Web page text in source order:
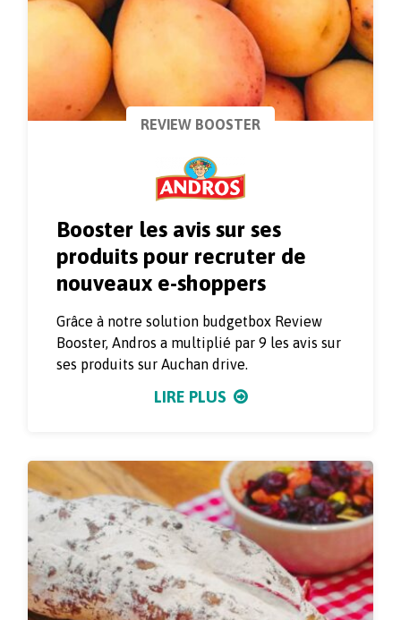
REVIEW BOOSTER
Booster les avis sur ses
produits pour recruter de
nouveaux e-shoppers
Grâce à notre solution budgetbox Review
Booster, Andros a multiplié par 9 les avis sur
ses produits sur Auchan drive.
LIRE PLUS